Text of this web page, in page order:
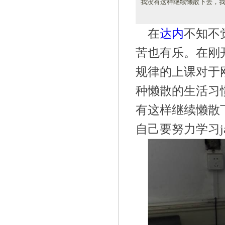
我没有这样继续懒散下去，
在达内不知不
苦也有乐。在刚
规律的上课对于
种懒散的生活习
有这样继续懒散
自己要努力学习